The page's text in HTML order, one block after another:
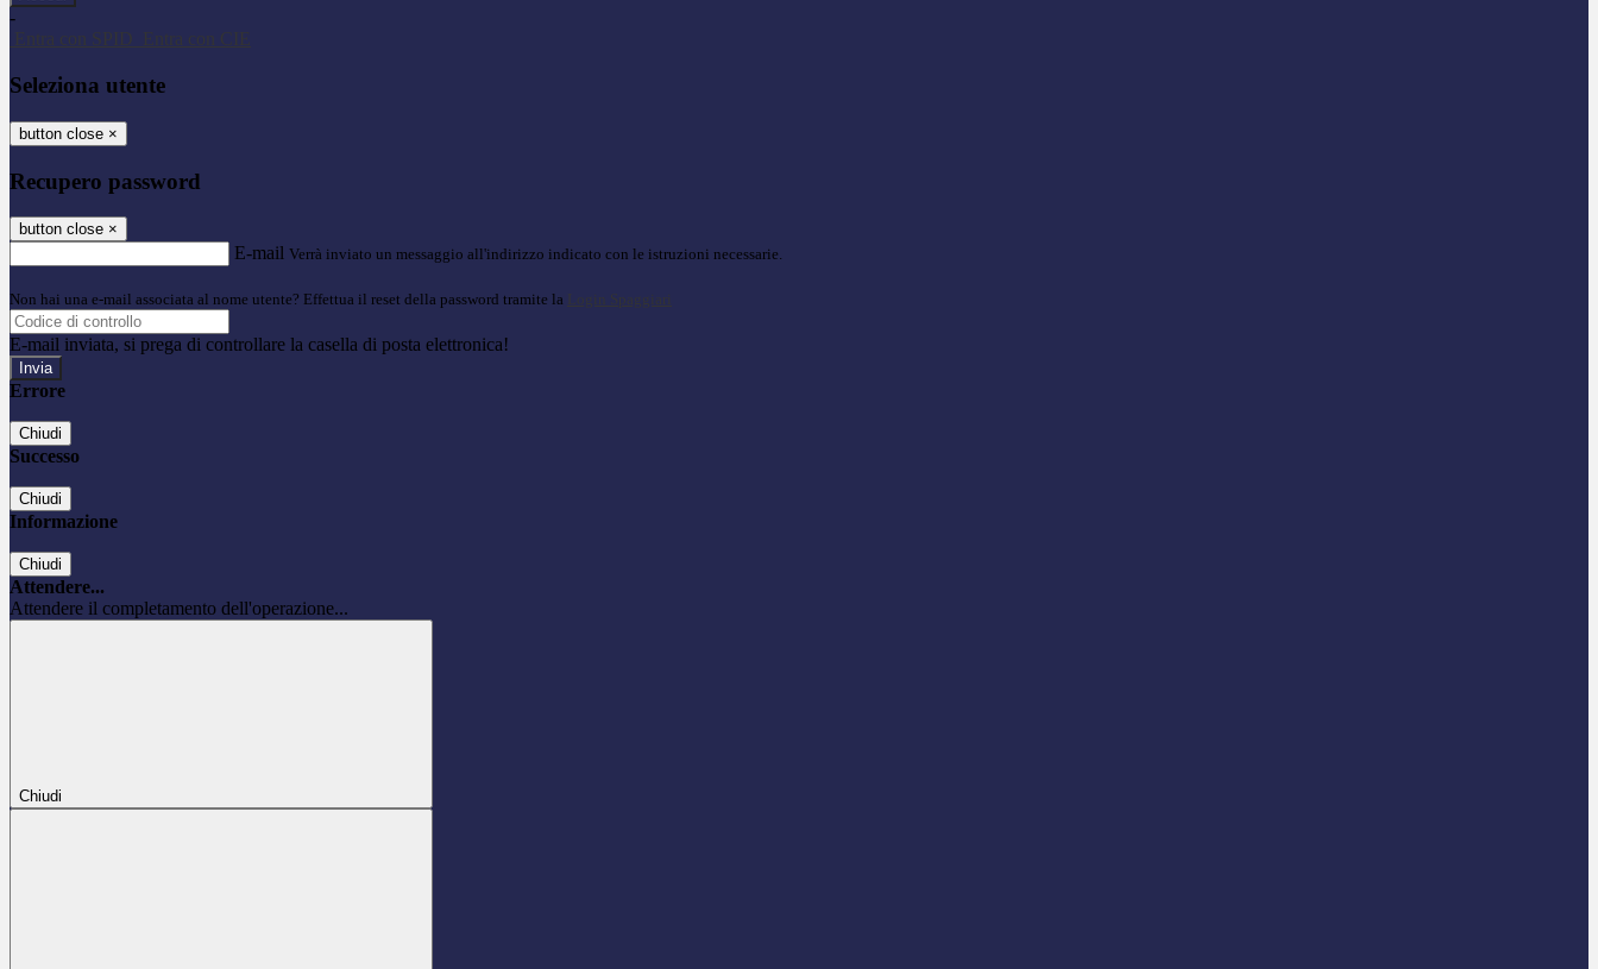
-
Entra con SPID
Entra con CIE
Seleziona utente
button close ×
Recupero password
button close ×
E-mail Verrà inviato un messaggio all'indirizzo indicato con le istruzioni necessarie.
Non hai una e-mail associata al nome utente? Effettua il reset della password tramite la Login Spaggiari
E-mail inviata, si prega di controllare la casella di posta elettronica!
Errore
Chiudi
Successo
Chiudi
Informazione
Chiudi
Attendere...
Attendere il completamento dell'operazione...
Chiudi